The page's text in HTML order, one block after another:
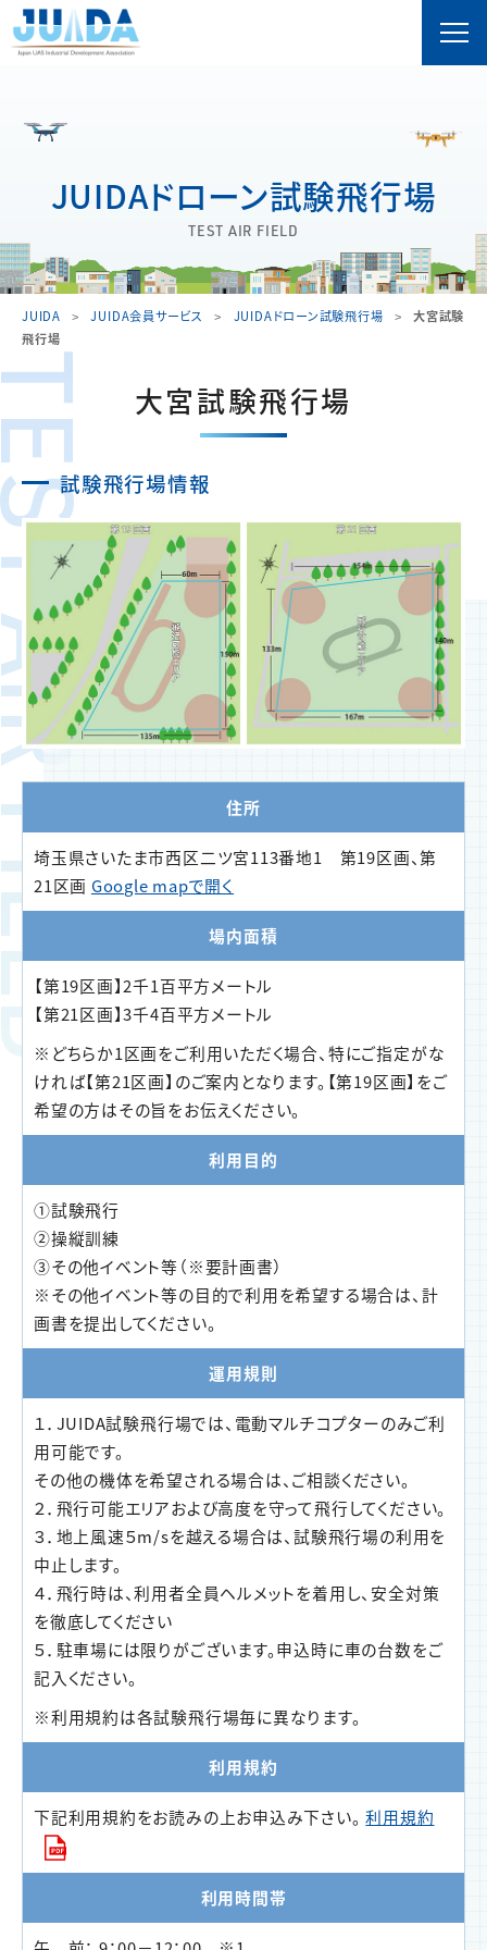
JUIDAドローン試験飛行場
TEST AIR FIELD
JUIDA JUIDA会員サービス JUIDAドローン試験飛行場
大宮試験
飛行場
FIELD 大宮試験飛行場
試験飛行場情報
住所
埼玉県さいたま市西区二ツ宮113番地1 第19区画、第
21区画 Google mapで開く
場内面積
【第19区画】2千1百平方メートル
【第21区画】3千4百平方メートル
※どちらか1区画をご利用いただく場合、特にご指定がな
ければ【第21区画】のご案内となります。【第19区画】をご
希望の方はその旨をお伝えください。
利用目的
①試験飛行
②操縦訓練
③その他イベント等（※要計画書）
※その他イベント等の目的で利用を希望する場合は、計
画書を提出してください。
運用規則
１．JUIDA試験飛行場では、電動マルチコプターのみご利
用可能です。
その他の機体を希望される場合は、ご相談ください。
２．飛行可能エリアおよび高度を守って飛行してください。
３．地上風速５m/sを越える場合は、試験飛行場の利用を
中止します。
４．飛行時は、利用者全員ヘルメットを着用し、安全対策
を徹底してください
５．駐車場には限りがございます。申込時に車の台数をご
記入ください。
※利用規約は各試験飛行場毎に異なります。
利用規約
下記利用規約をお読みの上お申込み下さい。利用規約
利用時間帯